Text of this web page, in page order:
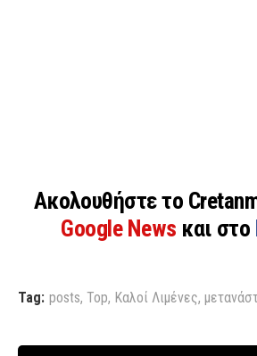
Ακολουθήστε το
Google News και στο
Tag: posts, Top, Καλοί Λιμένες,